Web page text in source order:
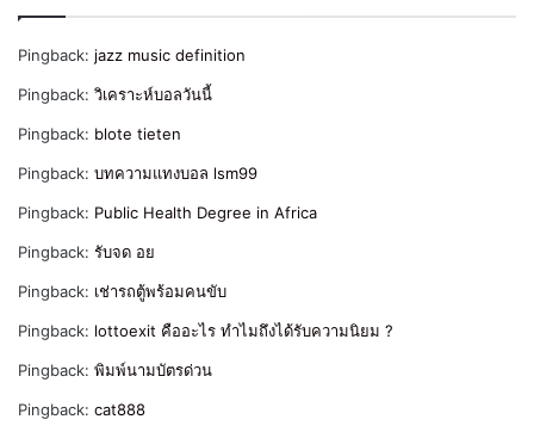
Pingback: jazz music definition
Pingback: วิเคราะห์บอลวันนี้
Pingback: blote tieten
Pingback: บทความแทงบอล lsm99
Pingback: Public Health Degree in Africa
Pingback: รับจด อย
Pingback: เช่ารถตู้พร้อมคนขับ
Pingback: lottoexit คืออะไร ทำไมถึงได้รับความนิยม ?
Pingback: พิมพ์นามบัตรด่วน
Pingback: cat888